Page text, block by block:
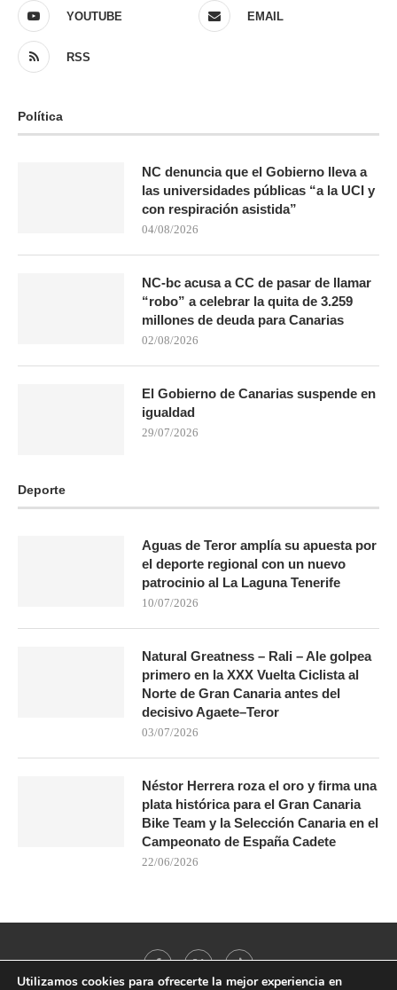
YOUTUBE EMAIL
RSS
Política
NC denuncia que el Gobierno lleva a
las universidades públicas “a la UCI y
con respiración asistida”
04/08/2026
NC-bc acusa a CC de pasar de llamar
“robo” a celebrar la quita de 3.259
millones de deuda para Canarias
02/08/2026
El Gobierno de Canarias suspende en
igualdad
29/07/2026
Deporte
Aguas de Teror amplía su apuesta por
el deporte regional con un nuevo
patrocinio al La Laguna Tenerife
10/07/2026
Natural Greatness – Rali – Ale golpea
primero en la XXX Vuelta Ciclista al
Norte de Gran Canaria antes del
decisivo Agaete–Teror
03/07/2026
Néstor Herrera roza el oro y firma una
plata histórica para el Gran Canaria
Bike Team y la Selección Canaria en el
Campeonato de España Cadete
22/06/2026
Utilizamos cookies para ofrecerte la mejor experiencia en